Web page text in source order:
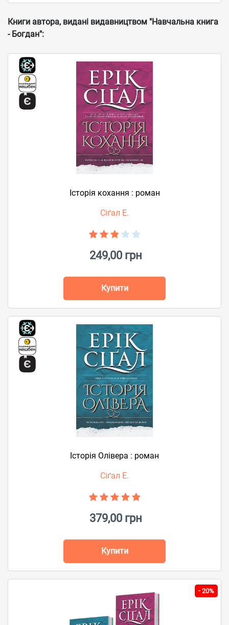
Книги автора, видані видавництвом "Навчальна книга
- Богдан":
Історія кохання : роман
Сіґал Е.
249,00 грн
Купити
Історія Олівера : роман
Сіґал Е.
379,00 грн
Купити
- 20%